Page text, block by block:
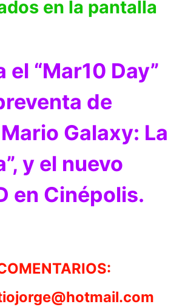
en la pantalla
el “Mar10 Day”
de
Galaxy: La
y el nuevo
en Cinépolis.